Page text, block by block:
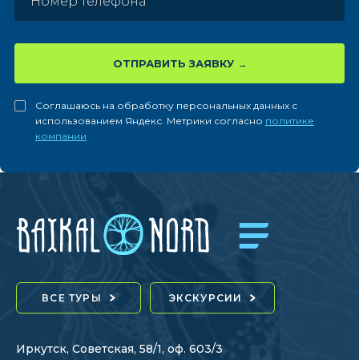
ОТПРАВИТЬ ЗАЯВКУ
Соглашаюсь на обработку персональных данных с
использованием Яндекс. Метрики согласно политике
компании
ВСЕ ТУРЫ ЭКСКУРСИИ
Иркутск, Советская, 58/1, оф. 603/3